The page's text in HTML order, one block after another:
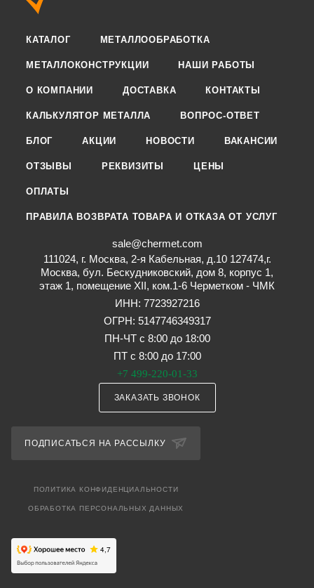
КАТАЛОГ МЕТАЛЛООБРАБОТКА
МЕТАЛЛОКОНСТРУКЦИИ НАШИ РАБОТЫ
О КОМПАНИИ ДОСТАВКА КОНТАКТЫ
КАЛЬКУЛЯТОР МЕТАЛЛА ВОПРОС-ОТВЕТ
БЛОГ АКЦИИ НОВОСТИ ВАКАНСИИ
ОТЗЫВЫ РЕКВИЗИТЫ ЦЕНЫ
ОПЛАТЫ
ПРАВИЛА ВОЗВРАТА ТОВАРА И ОТКАЗА ОТ УСЛУГ
sale@chermet.com
111024, г. Москва, 2-я Кабельная, д.10 127474,г.
Москва, бул. Бескудниковский, дом 8, корпус 1,
этаж 1, помещение XII, ком.1-6 Черметком - ЧМК
ИНН: 7723927216
ОГРН: 5147746349317
ПН-ЧТ с 8:00 до 18:00
ПТ с 8:00 до 17:00
+7 499-220-01-33
ЗАКАЗАТЬ ЗВОНОК
ПОДПИСАТЬСЯ НА РАССЫЛКУ
ПОЛИТИКА КОНФИДЕНЦИАЛЬНОСТИ
ОБРАБОТКА ПЕРСОНАЛЬНЫХ ДАННЫХ